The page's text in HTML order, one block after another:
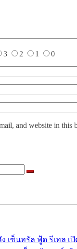
3 2 1 0
and website in this
เซ็นทรัล ฟู้ด รีเทล เปิ